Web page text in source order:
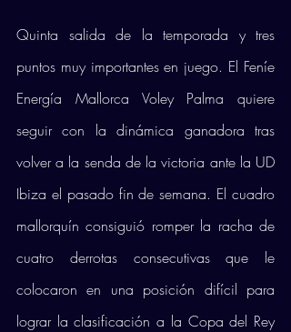
Quinta salida de la temporada y tres
puntos muy importantes en juego. El Feníe
Energía Mallorca Voley Palma quiere
seguir con la dinámica ganadora tras
volver a la senda de la victoria ante la UD
Ibiza el pasado fin de semana. El cuadro
mallorquín consiguió romper la racha de
cuatro derrotas consecutivas que le
colocaron en una posición difícil para
lograr la clasificación a la Copa del Rey